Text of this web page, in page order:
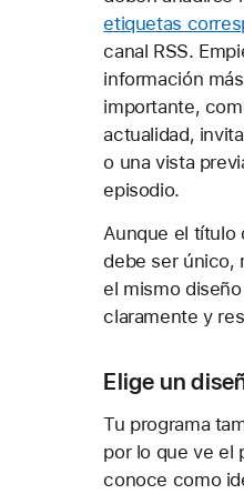
etiquetas
canal RSS.
información
importante,
actualidad,
o una vista
episodio.
Aunque el título
debe ser único,
el mismo
claramente y
Elige un
Tu programa
por lo que ve el
conoce como